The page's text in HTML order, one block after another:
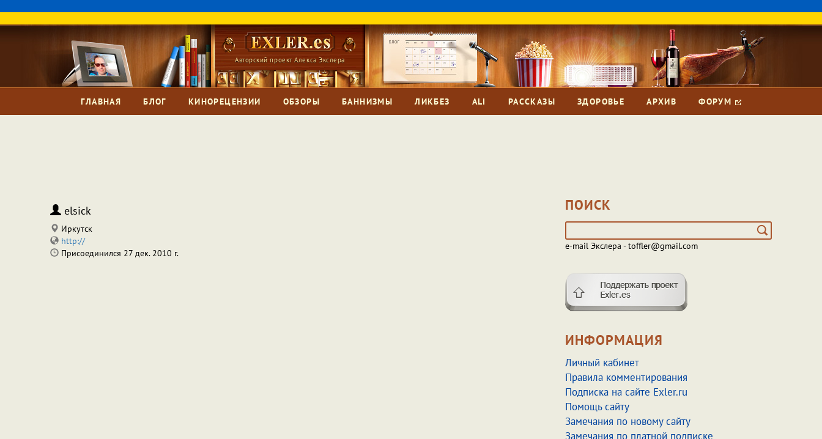
Авторский проект Алекса Экслера
ГЛАВНАЯ БЛОГ КИНОРЕЦЕНЗИИ ОБЗОРЫ БАННИЗМЫ ЛИКБЕЗ ALI РАССКАЗЫ ЗДОРОВЬЕ АРХИВ ФОРУМ
elsick
Иркутск
http://
Присоединился 27 дек. 2010 г.
ПОИСК
e-mail Экслера - toffler@gmail.com
ИНФОРМАЦИЯ
Личный кабинет
Правила комментирования
Подписка на сайте Exler.ru
Помощь сайту
Замечания по новому сайту
Замечания по платной подписке